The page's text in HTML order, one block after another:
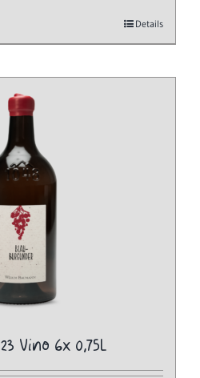
Details
Vino 6x 0,75L